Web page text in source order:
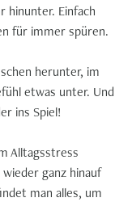
hinunter. Einfach
für immer spüren.
herunter, im
etwas unter. Und
ins Spiel!
Alltagsstress
ganz hinauf
man alles, um